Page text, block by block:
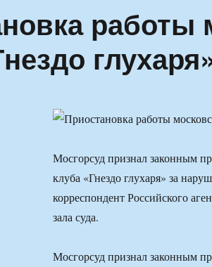
работы
Мосгорсуд признал законным
клуба «Гнездо глухаря» за
корреспондент Российского
зала суда.
Мосгорсуд признал законным